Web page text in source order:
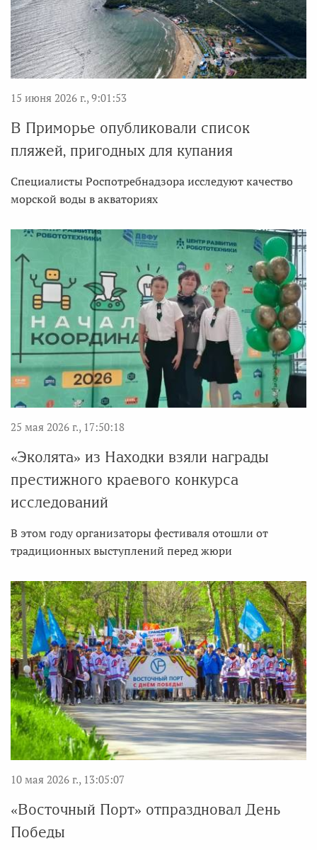
15 июня 2026 г., 9:01:53
В Приморье опубликовали список
пляжей, пригодных для купания
Специалисты Роспотребнадзора исследуют качество
морской воды в акваториях
25 мая 2026 г., 17:50:18
«Эколята» из Находки взяли награды
престижного краевого конкурса
исследований
В этом году организаторы фестиваля отошли от
традиционных выступлений перед жюри
10 мая 2026 г., 13:05:07
«Восточный Порт» отпраздновал День
Победы